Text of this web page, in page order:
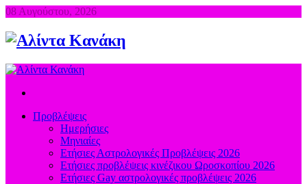
08 Αυγούστου, 2026
Προβλέψεις
Ημερήσιες
Μηνιαίες
Ετήσιες Αστρολογικές Προβλέψεις 2026
Ετήσιες προβλέψεις κινέζικου Ωροσκοπίου 2026
Ετήσιες Gay αστρολογικές προβλέψεις 2026